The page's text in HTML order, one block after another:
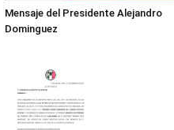
Mensaje del Presidente Alejandro
Dominguez